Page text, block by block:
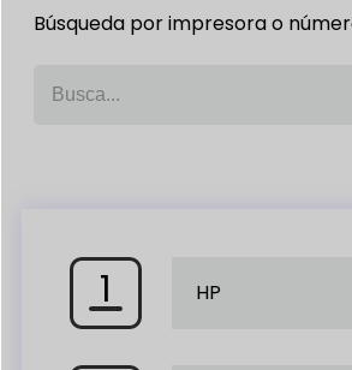
Búsqueda por impresora o
1 HP